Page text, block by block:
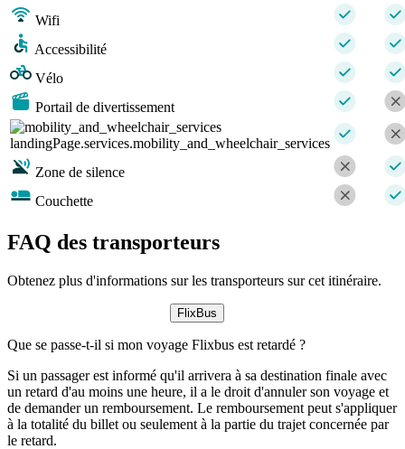
Wifi
Accessibilité
Vélo
Portail de divertissement
landingPage.services.mobility_and_wheelchair_services
Zone de silence
Couchette
FAQ des transporteurs
Obtenez plus d'informations sur les transporteurs sur cet itinéraire.
FlixBus
Que se passe-t-il si mon voyage Flixbus est retardé ?
Si un passager est informé qu'il arrivera à sa destination finale avec
un retard d'au moins une heure, il a le droit d'annuler son voyage et
de demander un remboursement. Le remboursement peut s'appliquer
à la totalité du billet ou seulement à la partie du trajet concernée par
le retard.